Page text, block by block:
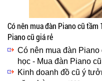
Có nên mua đàn Piano cũ
Piano cũ giá rẻ
Có nên mua đàn
học - Mua đàn Piano
Kinh doanh đồ cũ ý